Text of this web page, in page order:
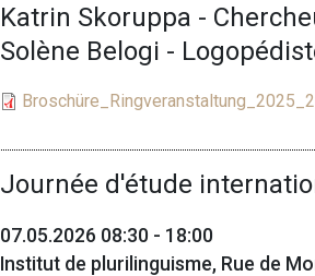
Katrin Skoruppa -
Solène Belogi -
Journée d'étude
07.05.2026 08:30 - 18:00
Institut de plurilinguisme, Rue de